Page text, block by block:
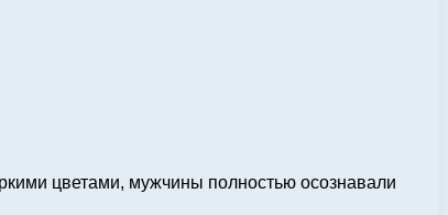
цветами, мужчины полностью осознавали